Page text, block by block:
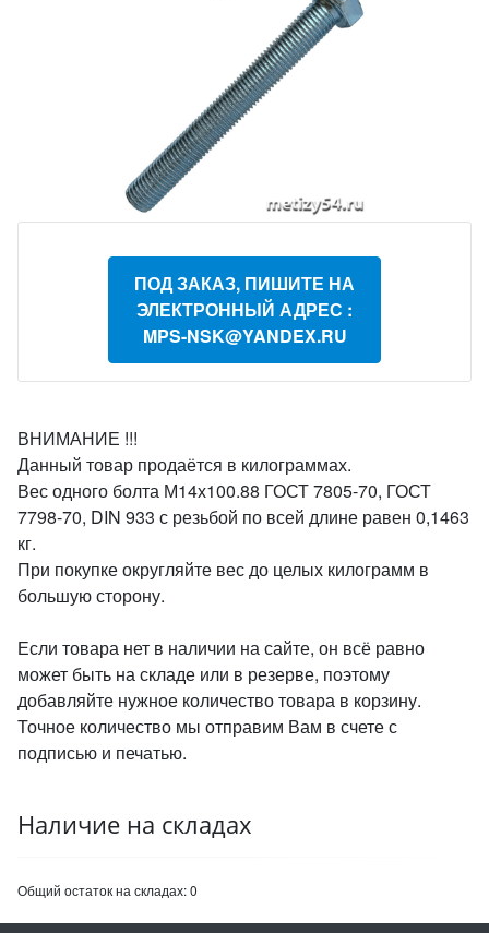
ПОД ЗАКАЗ, ПИШИТЕ НА
ЭЛЕКТРОННЫЙ АДРЕС :
MPS-NSK@YANDEX.RU
ВНИМАНИЕ !!!
Данный товар продаётся в килограммах.
Вес одного болта М14х100.88 ГОСТ 7805-70, ГОСТ
7798-70, DIN 933 с резьбой по всей длине равен 0,1463
кг.
При покупке округляйте вес до целых килограмм в
большую сторону.
Если товара нет в наличии на сайте, он всё равно
может быть на складе или в резерве, поэтому
добавляйте нужное количество товара в корзину.
Точное количество мы отправим Вам в счете с
подписью и печатью.
Наличие на складах
Общий остаток на складах:0